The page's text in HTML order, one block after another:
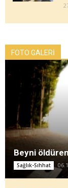
FOTO GALERİ
Beyni
Sağlık-Sıhhat